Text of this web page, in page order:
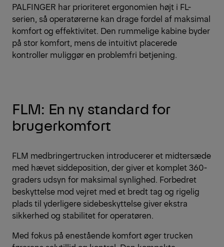
PALFINGER har prioriteret ergonomien højt i FL-
serien, så operatørerne kan drage fordel af maksimal
komfort og effektivitet. Den rummelige kabine byder
på stor komfort, mens de intuitivt placerede
kontroller muliggør en problemfri betjening.
FLM: En ny standard for
brugerkomfort
FLM medbringertrucken introducerer et midtersæde
med hævet siddeposition, der giver et komplet 360-
graders udsyn for maksimal synlighed. Forbedret
beskyttelse mod vejret med et bredt tag og rigelig
plads til yderligere sidebeskyttelse giver ekstra
sikkerhed og stabilitet for operatøren.
Med fokus på enestående komfort øger trucken